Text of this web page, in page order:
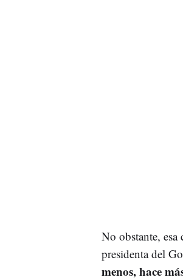
No obstante,
presidenta del
menos, hace